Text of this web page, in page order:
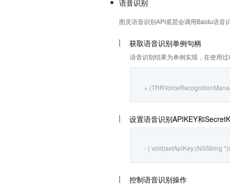
语音识别
图灵语音识别API底层会调用Baidu语音
获取语音识别单例句柄
语音识别结果为单例实现，在使用
+
设置语音识别APIKEY和
- ( void)setApiKey:(NSString
控制语音识别操作